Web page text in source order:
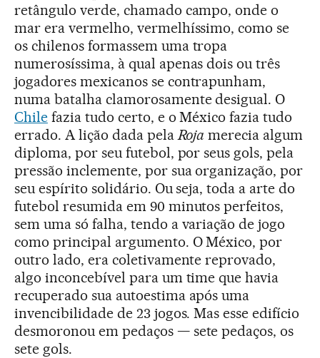
retângulo verde, chamado campo, onde o
mar era vermelho, vermelhíssimo, como se
os chilenos formassem uma tropa
numerosíssima, à qual apenas dois ou três
jogadores mexicanos se contrapunham,
numa batalha clamorosamente desigual. O
Chilefazia tudo certo, e o México fazia tudo
errado. A lição dada pelaRoja merecia algum
diploma, por seu futebol, por seus gols, pela
pressão inclemente, por sua organização, por
seu espírito solidário. Ou seja, toda a arte do
futebol resumida em 90 minutos perfeitos,
sem uma só falha, tendo a variação de jogo
como principal argumento. O México, por
outro lado, era coletivamente reprovado,
algo inconcebível para um time que havia
recuperado sua autoestima após uma
invencibilidade de 23 jogos. Mas esse edifício
desmoronou em pedaços — sete pedaços, os
sete gols.